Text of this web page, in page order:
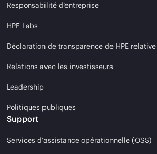
Responsabilité d’entreprise
HPE Labs
Déclaration de transparence de HPE
Relations avec les investisseurs
Leadership
Politiques publiques
Support
Services d’assistance opérationnelle (OSS)